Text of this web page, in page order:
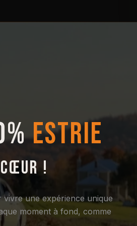
ESTRIE
!
une expérience unique
moment à fond, comme